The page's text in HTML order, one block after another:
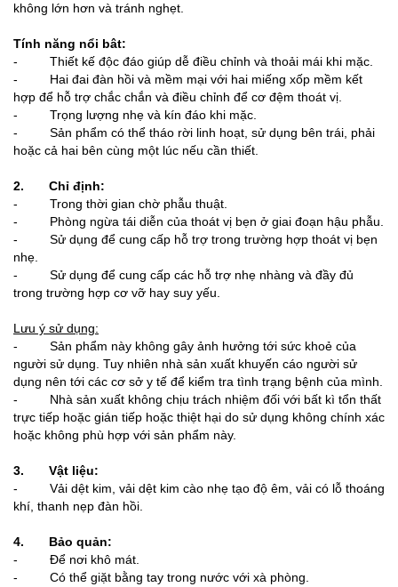
không lớn hơn và tránh nghẹt.
Tính năng nổi bât:
- Thiết kế độc đáo giúp dễ điều chỉnh và thoải mái khi mặc.
- Hai đai đàn hồi và mềm mại với hai miếng xốp mềm kết
hợp để hỗ trợ chắc chắn và điều chỉnh để cơ đệm thoát vị.
- Trọng lượng nhẹ và kín đáo khi mặc.
- Sản phẩm có thể tháo rời linh hoạt, sử dụng bên trái, phải
hoặc cả hai bên cùng một lúc nếu cần thiết.
2. Chỉ định:
- Trong thời gian chờ phẫu thuật.
- Phòng ngừa tái diễn của thoát vị bẹn ở giai đoạn hậu phẫu.
- Sử dụng để cung cấp hỗ trợ trong trường hợp thoát vị bẹn
nhẹ.
- Sử dụng để cung cấp các hỗ trợ nhẹ nhàng và đầy đủ
trong trường hợp cơ vỡ hay suy yếu.
Lưu ý sử dụng:
- Sản phẩm này không gây ảnh hưởng tới sức khoẻ của
người sử dụng. Tuy nhiên nhà sản xuất khuyến cáo người sử
dụng nên tới các cơ sở y tế để kiểm tra tình trạng bệnh của mình.
- Nhà sản xuất không chịu trách nhiệm đối với bất kì tổn thất
trực tiếp hoặc gián tiếp hoặc thiệt hại do sử dụng không chính xác
hoặc không phù hợp với sản phẩm này.
3. Vật liệu:
- Vải dệt kim, vải dệt kim cào nhẹ tạo độ êm, vải có lỗ thoáng
khí, thanh nẹp đàn hồi.
4. Bảo quản:
- Để nơi khô mát.
- Có thể giặt bằng tay trong nước với xà phòng.